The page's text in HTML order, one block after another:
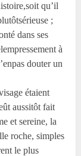
qu’il
;
dans ses
à
douter un
étaient
aussitôt fait
et sereine, la
roche, simples
le plus